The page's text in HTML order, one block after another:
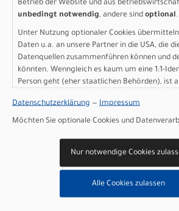
Art.Nr. 4256888339002
Größe: XXS
Farbe: plum grey
pro Stück (inkl. MwSt. zzgl.
Grossartikel )
1.799,00 EUR
IN DEN WARENKORB
Scott Speedster
Team - plum grey
Betrieb der Website und aus
unbedingt notwendig, andere sind optional.
Unter Nutzung optionaler Cookies
Daten u.a. an unsere Partner in die USA, die
Datenquellen zusammenführen können und
könnten. Wenngleich es kaum um eine 1:1-
Person geht (eher staatlichen Behörden), ist
sind wie bei uns in der Europäischen Union.
Datenschutzerklärung — Impressum
Möchten Sie optionale Cookies und
Nur notwendige Cookies
Alle Cookies zulassen